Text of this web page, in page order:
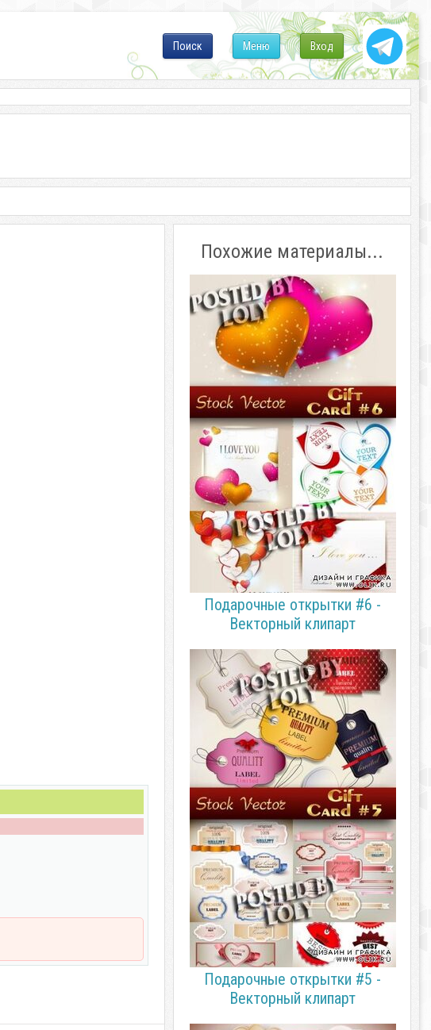
Вход
Меню
Поиск
Похожие материалы...
Подарочные открытки #6 -
Векторный клипарт
Подарочные открытки #5 -
Векторный клипарт